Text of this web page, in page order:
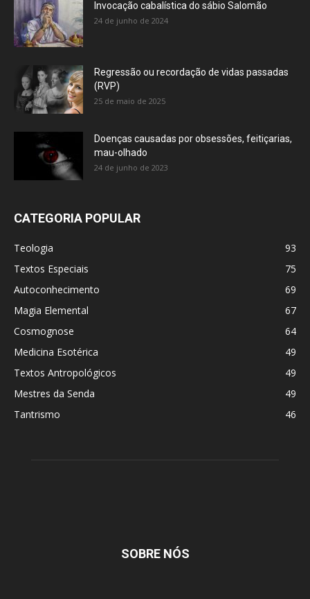
Invocação cabalística do sábio Salomão
24 de junho de 2024
Regressão ou recordação de vidas passadas
(RVP)
25 de maio de 2025
Doenças causadas por obsessões, feitiçarias,
mau-olhado
24 de junho de 2023
CATEGORIA POPULAR
Teologia
93
Textos Especiais
75
Autoconhecimento
69
Magia Elemental
67
Cosmognose
64
Medicina Esotérica
49
Textos Antropológicos
49
Mestres da Senda
49
Tantrismo
46
SOBRE NÓS